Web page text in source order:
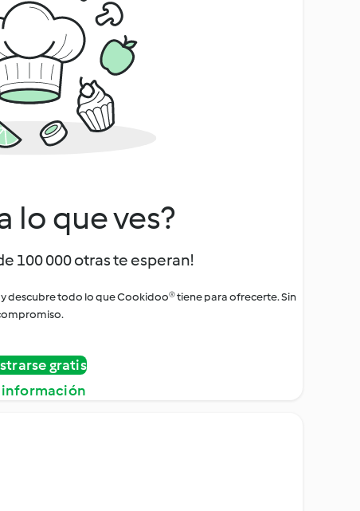
lo que ves?
100 000 otras te esperan!
descubre todo lo que Cookidoo® tiene para ofrecerte. Sin
gratis
información